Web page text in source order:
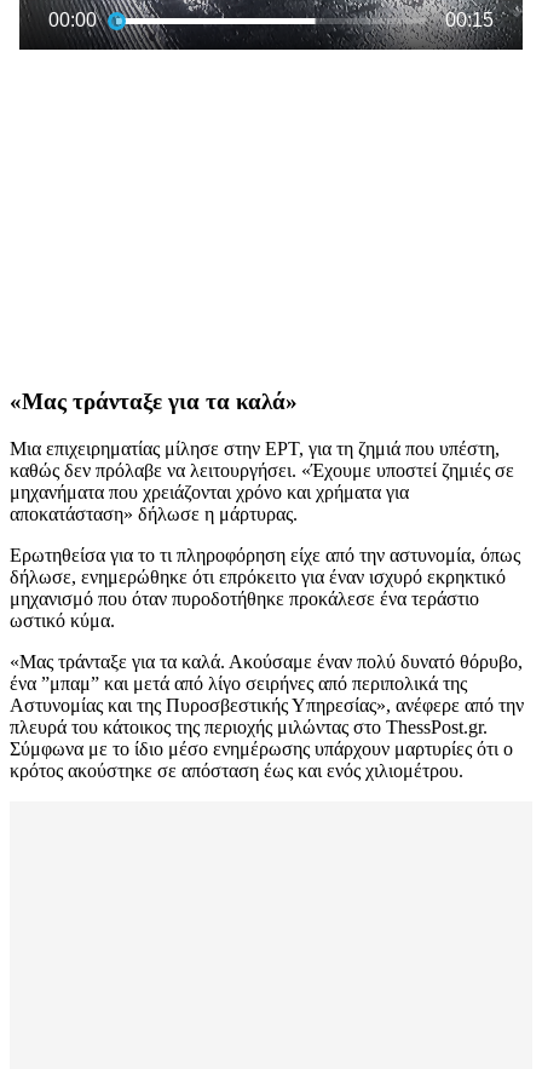
«Μας τράνταξε για τα καλά»
Μια επιχειρηματίας μίλησε στην ΕΡΤ, για τη ζημιά που υπέστη,
καθώς δεν πρόλαβε να λειτουργήσει. «Έχουμε υποστεί ζημιές σε
μηχανήματα που χρειάζονται χρόνο και χρήματα για
αποκατάσταση» δήλωσε η μάρτυρας.
Ερωτηθείσα για το τι πληροφόρηση είχε από την αστυνομία, όπως
δήλωσε, ενημερώθηκε ότι επρόκειτο για έναν ισχυρό εκρηκτικό
μηχανισμό που όταν πυροδοτήθηκε προκάλεσε ένα τεράστιο
ωστικό κύμα.
«Μας τράνταξε για τα καλά. Ακούσαμε έναν πολύ δυνατό θόρυβο,
ένα ”μπαμ” και μετά από λίγο σειρήνες από περιπολικά της
Αστυνομίας και της Πυροσβεστικής Υπηρεσίας», ανέφερε από την
πλευρά του κάτοικος της περιοχής μιλώντας στο ThessPost.gr.
Σύμφωνα με το ίδιο μέσο ενημέρωσης υπάρχουν μαρτυρίες ότι ο
κρότος ακούστηκε σε απόσταση έως και ενός χιλιομέτρου.